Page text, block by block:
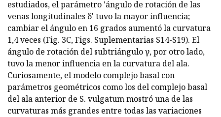
estudiados, el parámetro 'ángulo de rotación de las
venas longitudinales δ' tuvo la mayor influencia;
cambiar el ángulo en 16 grados aumentó la curvatura
1,4 veces (Fig. 3C, Figs. Suplementarias S14-S19). El
ángulo de rotación del subtriángulo γ, por otro lado,
tuvo la menor influencia en la curvatura del ala.
Curiosamente, el modelo complejo basal con
parámetros geométricos como los del complejo basal
del ala anterior de S. vulgatum mostró una de las
curvaturas más grandes entre todas las variaciones